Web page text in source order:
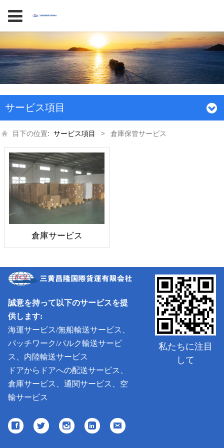
サービス項目
目下の位置:サービス項目 > 倉庫保管サービス
倉庫サービス
誠意を持って以下のサービスを提
供します:
海運サービス/無船輸送サービス、
パッチワーク/バルク輸送サービ
ス、内陸輸送サービス
ドアからドアへの配送サービス、
倉庫サービス、通関サービス、空
輸サービス
私たちに注目
して